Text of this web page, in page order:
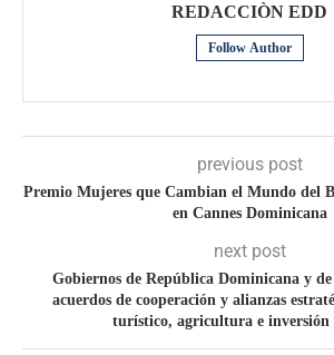
REDACCIÒN EDD
Follow Author
previous post
Premio Mujeres que Cambian el Mundo del
en Cannes Dominicana
next post
Gobiernos de República Dominicana y
acuerdos de cooperación y alianzas
turístico, agricultura e inversión